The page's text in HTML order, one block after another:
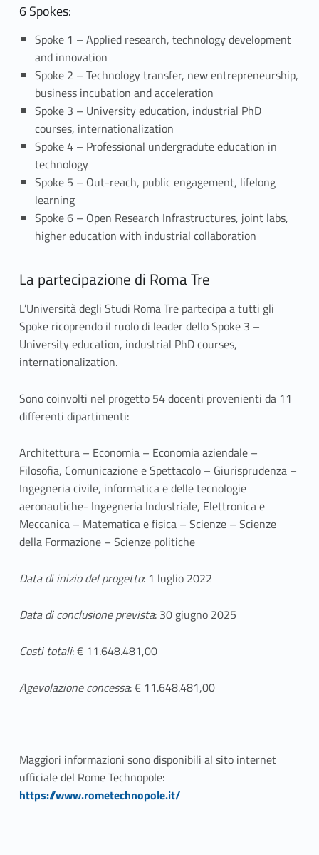
6 Spokes:
Spoke 1 – Applied research, technology development
and innovation
Spoke 2 – Technology transfer, new entrepreneurship,
business incubation and acceleration
Spoke 3 – University education, industrial PhD
courses, internationalization
Spoke 4 – Professional undergradute education in
technology
Spoke 5 – Out-reach, public engagement, lifelong
learning
Spoke 6 – Open Research Infrastructures, joint labs,
higher education with industrial collaboration
La partecipazione di Roma Tre
L’Università degli Studi Roma Tre partecipa a tutti gli
Spoke ricoprendo il ruolo di leader dello Spoke 3 –
University education, industrial PhD courses,
internationalization.
Sono coinvolti nel progetto 54 docenti provenienti da 11
differenti dipartimenti:
Architettura – Economia – Economia aziendale –
Filosofia, Comunicazione e Spettacolo – Giurisprudenza –
Ingegneria civile, informatica e delle tecnologie
aeronautiche- Ingegneria Industriale, Elettronica e
Meccanica – Matematica e fisica – Scienze – Scienze
della Formazione – Scienze politiche
Data di inizio del progetto: 1 luglio 2022
Data di conclusione prevista: 30 giugno 2025
Costi totali: € 11.648.481,00
Agevolazione concessa: € 11.648.481,00
Maggiori informazioni sono disponibili al sito internet
ufficiale del Rome Technopole:
Link identifier #identifier__23317-10
https://www.rometechnopole.it/